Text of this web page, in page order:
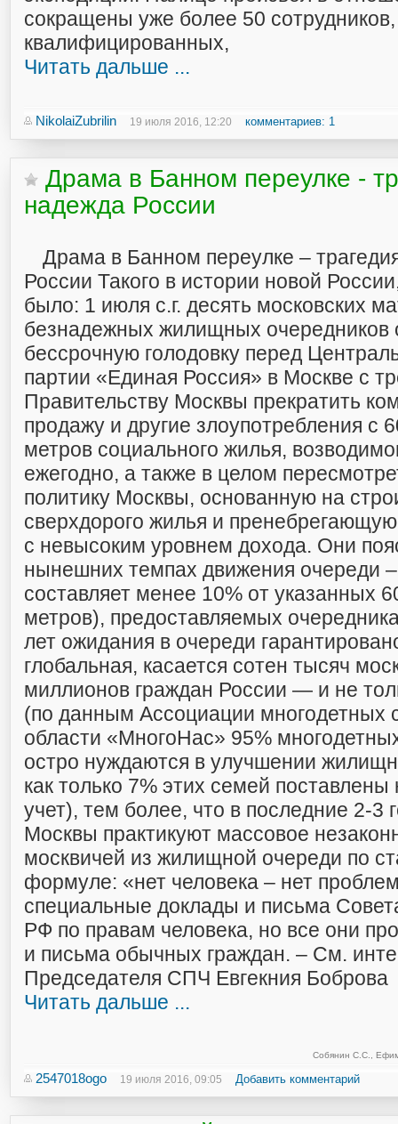
сокращены уже более 50
квалифицированных,
Читать дальше ...
NikolaiZubrilin 19 июля 2016, 12:20 комментариев: 1
Драма в Банном переулке -
надежда России
Драма в Банном переулке –
России Такого в истории новой
было: 1 июля с.г. десять московских
безнадежных жилищных очередников
бессрочную голодовку перед
партии «Единая Россия» в Москве с
Правительству Москвы прекратить
продажу и другие злоупотребления с
метров социального жилья,
ежегодно, а также в целом
политику Москвы, основанную на
сверхдорого жилья и
с невысоким уровнем дохода. Они
нынешних темпах движения очереди
составляет менее 10% от указанных
метров), предоставляемых
лет ожидания в очереди
глобальная, касается сотен тысяч
миллионов граждан России — и не
(по данным Ассоциации многодетных
области «МногоНас» 95%
остро нуждаются в улучшении
как только 7% этих семей
учет), тем более, что в последние 2-3
Москвы практикуют массовое
москвичей из жилищной очереди по
формуле: «нет человека – нет
специальные доклады и письма
РФ по правам человека, но все они
и письма обычных граждан. – См.
Председателя СПЧ Евгекния Боброва
Читать дальше ...
Собянин С.С.
2547018ogo 19 июля 2016, 09:05 Добавить комментарий